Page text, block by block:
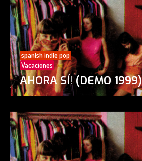
spanish indie pop
Vacaciones
AHORA SÍ! (DEMO 1999)